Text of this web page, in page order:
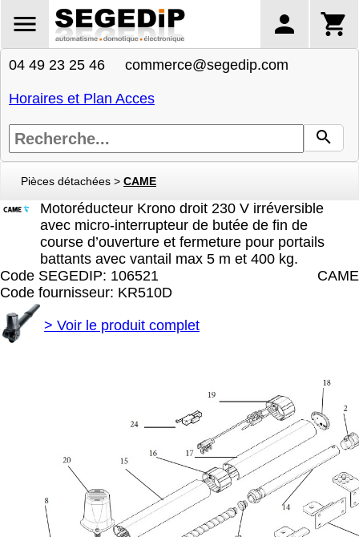
04 49 23 25 46 commerce@segedip.com
Horaires et Plan Acces
Pièces détachées > CAME
Motoréducteur Krono droit 230 V irréversible
avec micro-interrupteur de butée de fin de
course d’ouverture et fermeture pour portails
battants avec vantail max 5 m et 400 kg.
CAME
Code SEGEDIP: 106521
Code fournisseur: KR510D
> Voir le produit complet